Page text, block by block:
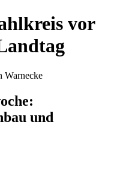
vor
Warnecke
und